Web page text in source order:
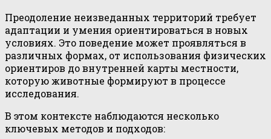
Преодоление неизведанных территорий требует
адаптации и умения ориентироваться в новых
условиях. Это поведение может проявляться в
различных формах, от использования физических
ориентиров до внутренней карты местности,
которую животные формируют в процессе
исследования.
В этом контексте наблюдаются несколько
ключевых методов и подходов: